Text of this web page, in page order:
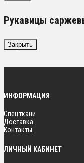
Рукавицы
Закрыть
ИНФОРМАЦИЯ
Спецткани
Доставка
Контакты
ЛИЧНЫЙ КАБИНЕТ